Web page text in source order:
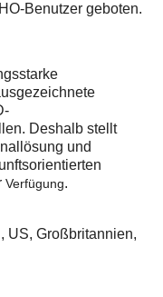
Benutzer geboten.
Deshalb stellt
und
Verfügung.
US, Großbritannien,